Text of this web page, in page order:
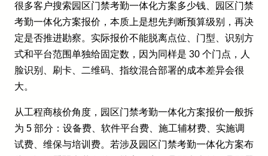
很多客户搜索园区门禁考勤一体化方案多少钱、园区门禁
考勤一体化方案报价，本质上是想先判断预算级别，再决
定是否推进勘察。实际报价不能脱离点位、门型、识别方
式和平台范围单独给固定数，因为同样是 30 个门点，人
脸识别、刷卡、二维码、指纹混合部署的成本差异会很
大。
从工程商核价角度，园区门禁考勤一体化方案报价一般拆
为 5 部分：设备费、软件平台费、施工辅材费、实施调
试费、维保与培训费。若涉及园区门禁考勤一体化方案布